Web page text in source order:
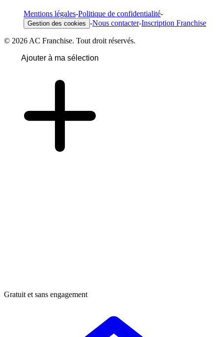
Mentions légales-Politique de confidentialité-
Gestion des cookies -Nous contacter-Inscription Franchise
© 2026 AC Franchise. Tout droit réservés.
Ajouter à ma sélection
Gratuit et sans engagement